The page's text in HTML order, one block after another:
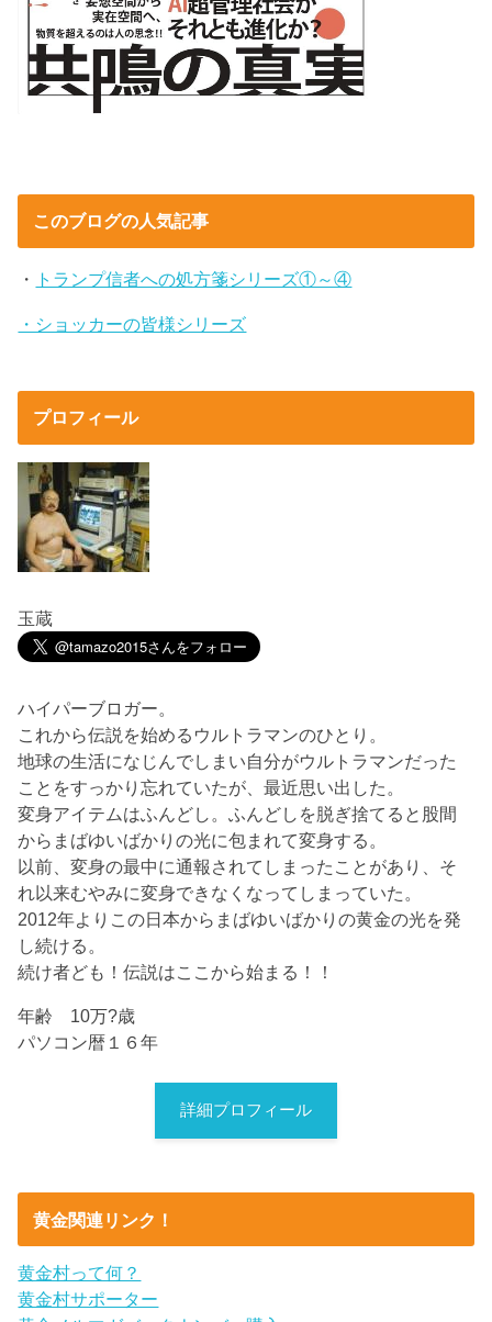
このブログの人気記事
・ トランプ信者への処方箋シリーズ①～④
・ショッカーの皆様シリーズ
プロフィール
玉蔵
ハイパーブロガー。
これから伝説を始めるウルトラマンのひとり。
地球の生活になじんでしまい自分がウルトラマンだった
ことをすっかり忘れていたが、最近思い出した。
変身アイテムはふんどし。ふんどしを脱ぎ捨てると股間
からまばゆいばかりの光に包まれて変身する。
以前、変身の最中に通報されてしまったことがあり、そ
れ以来むやみに変身できなくなってしまっていた。
2012年よりこの日本からまばゆいばかりの黄金の光を発
し続ける。
続け者ども！伝説はここから始まる！！
年齢 10万?歳
パソコン暦１６年
詳細プロフィール
黄金関連リンク！
黄金村って何？
黄金村サポーター